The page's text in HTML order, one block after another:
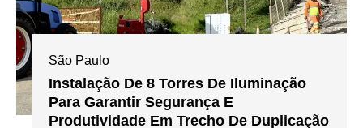
São Paulo
Instalação De 8 Torres De Iluminação
Para Garantir Segurança E
Produtividade Em Trecho De Duplicação